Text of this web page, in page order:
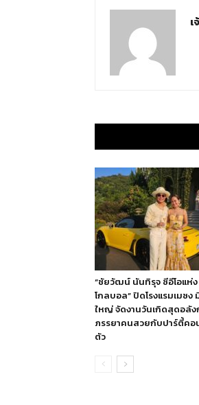
“ชัยวัฒน์ นันทิรุจ ซีอีโอแห่ง
โกลบอล” ปิดโรงแรมเมซง
ใหญ่ จัดงานวันเกิดสุดอลัง
ภรรยาคนสวยกับปาร์ตี้คอ
ตัว